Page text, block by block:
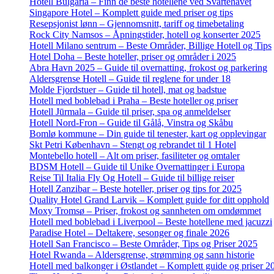
Singapore Hotel – Komplett guide med priser og tips
Resepsjonist lønn – Gjennomsnitt, tariff og timebetaling
Rock City Namsos – Åpningstider, hotell og konserter 2025
Hotell Milano sentrum – Beste Områder, Billige Hotell og Tips
Hotel Doha – Beste hoteller, priser og områder i 2025
Abra Havn 2025 – Guide til overnatting, frokost og parkering
Aldersgrense Hotell – Guide til reglene for under 18
Molde Fjordstuer – Guide til hotell, mat og badstue
Hotell med boblebad i Praha – Beste hoteller og priser
Hotell Jūrmala – Guide til priser, spa og anmeldelser
Hotell Nord-Fron – Guide til Gålå, Vinstra og Skåbu
Bomlø kommune – Din guide til tenester, kart og opplevingar
Skt Petri København – Stengt og rebrandet til 1 Hotel
Montebello hotell – Alt om priser, fasiliteter og omtaler
BDSM Hotell – Guide til Unike Overnattinger i Europa
Reise Til Italia Fly Og Hotell – Guide til billige reiser
Hotell Zanzibar – Beste hoteller, priser og tips for 2025
Quality Hotel Grand Larvik – Komplett guide for ditt opphold
Moxy Tromsø – Priser, frokost og sannheten om omdømmet
Hotell med boblebad i Liverpool – Beste hotellene med jacuzzi
Paradise Hotel – Deltakere, sesonger og finale 2026
Hotell San Francisco – Beste Områder, Tips og Priser 2025
Hotel Rwanda – Aldersgrense, strømming og sann historie
Hotell med balkonger i Østlandet – Komplett guide og priser